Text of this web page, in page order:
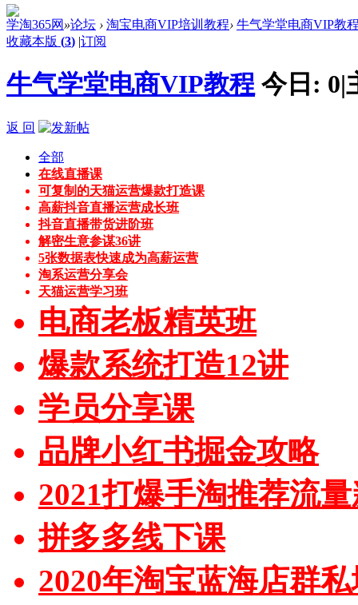
学淘365网 »论坛 › 淘宝电商VIP培训教程› 牛气学堂电商VIP教
收藏本版 (3) |订阅
牛气学堂电商VIP教程 今日: 0|
返 回
全部
在线直播课
可复制的天猫运营爆款打造课
高薪抖音直播运营成长班
抖音直播带货进阶班
解密生意参谋36讲
5张数据表快速成为高薪运营
淘系运营分享会
天猫运营学习班
电商老板精英班
爆款系统打造12讲
学员分享课
品牌小红书掘金攻略
2021打爆手淘推荐流
拼多多线下课
2020年淘宝蓝海店群